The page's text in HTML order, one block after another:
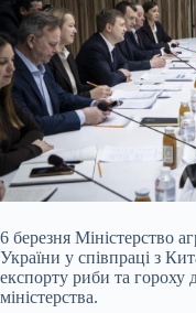
6 березня Міністерство
України у співпраці з
експорту риби та гороху
міністерства.